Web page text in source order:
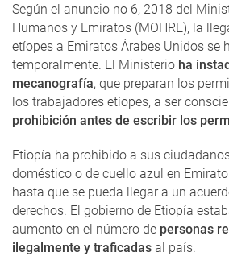
Según el anuncio no 6, 2018 del
Humanos y Emiratos (MOHRE), la
etíopes a Emiratos Árabes Unidos se
temporalmente. El Ministerio ha
mecanografía, que preparan los
los trabajadores etíopes, a ser
prohibición antes de escribir los
Etiopía ha prohibido a sus
doméstico o de cuello azul en
hasta que se pueda llegar a un
derechos. El gobierno de Etiopía
aumento en el número de personas
ilegalmente y traficadas al país.